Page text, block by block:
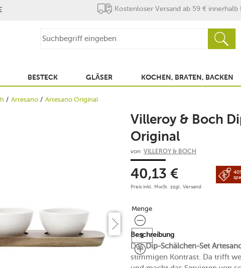
Kostenloser Versand ab 59 € innerhalb
BESTECK GLÄSER KOCHEN, BRATEN, BACKEN
Artesano Artesano Original
Villeroy & Boch
Original
von VILLEROY & BOCH
40,13 €
Preis inkl. MwSt. zzgl. Versand
Menge
Menge
Beschreibung
DasDip-Schälchen-Set
stimmigen Kontrast. Da trifft